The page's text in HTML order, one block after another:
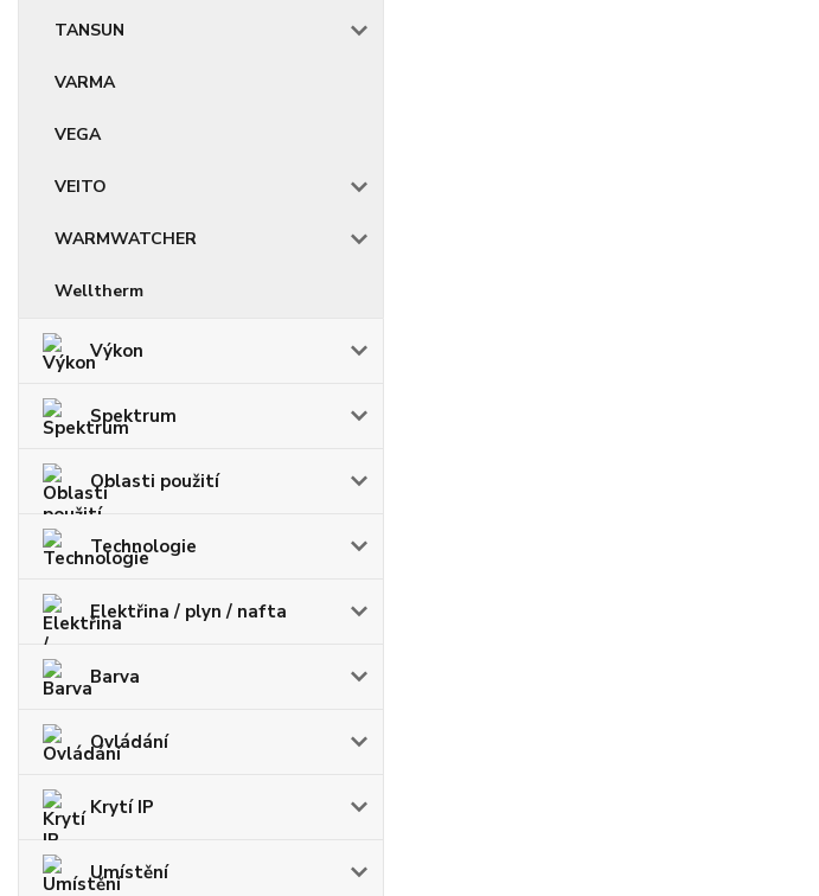
TANSUN
VARMA
VEGA
VEITO
WARMWATCHER
Welltherm
Výkon
Spektrum
Oblasti použití
Technologie
Elektřina / plyn / nafta
Barva
Ovládání
Krytí IP
Umístění